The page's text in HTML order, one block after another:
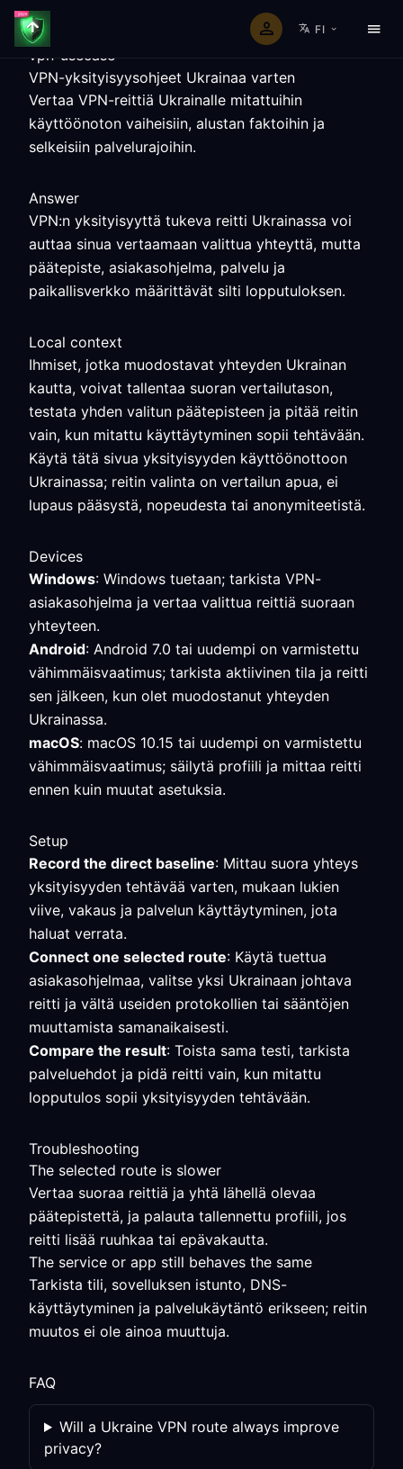
FI
vpn-usecase
VPN-yksityisyysohjeet Ukrainaa varten
Vertaa VPN-reittiä Ukrainalle mitattuihin
käyttöönoton vaiheisiin, alustan faktoihin ja
selkeisiin palvelurajoihin.
Answer
VPN:n yksityisyyttä tukeva reitti Ukrainassa voi
auttaa sinua vertaamaan valittua yhteyttä, mutta
päätepiste, asiakasohjelma, palvelu ja
paikallisverkko määrittävät silti lopputuloksen.
Local context
Ihmiset, jotka muodostavat yhteyden Ukrainan
kautta, voivat tallentaa suoran vertailutason,
testata yhden valitun päätepisteen ja pitää reitin
vain, kun mitattu käyttäytyminen sopii tehtävään.
Käytä tätä sivua yksityisyyden käyttöönottoon
Ukrainassa; reitin valinta on vertailun apua, ei
lupaus pääsystä, nopeudesta tai anonymiteetistä.
Devices
Windows: Windows tuetaan; tarkista VPN-
asiakasohjelma ja vertaa valittua reittiä suoraan
yhteyteen.
Android: Android 7.0 tai uudempi on varmistettu
vähimmäisvaatimus; tarkista aktiivinen tila ja reitti
sen jälkeen, kun olet muodostanut yhteyden
Ukrainassa.
macOS: macOS 10.15 tai uudempi on varmistettu
vähimmäisvaatimus; säilytä profiili ja mittaa reitti
ennen kuin muutat asetuksia.
Setup
Record the direct baseline: Mittau suora yhteys
yksityisyyden tehtävää varten, mukaan lukien
viive, vakaus ja palvelun käyttäytyminen, jota
haluat verrata.
Connect one selected route: Käytä tuettua
asiakasohjelmaa, valitse yksi Ukrainaan johtava
reitti ja vältä useiden protokollien tai sääntöjen
muuttamista samanaikaisesti.
Compare the result: Toista sama testi, tarkista
palveluehdot ja pidä reitti vain, kun mitattu
lopputulos sopii yksityisyyden tehtävään.
Troubleshooting
The selected route is slower
Vertaa suoraa reittiä ja yhtä lähellä olevaa
päätepistettä, ja palauta tallennettu profiili, jos
reitti lisää ruuhkaa tai epävakautta.
The service or app still behaves the same
Tarkista tili, sovelluksen istunto, DNS-
käyttäytyminen ja palvelukäytäntö erikseen; reitin
muutos ei ole ainoa muuttuja.
FAQ
Will a Ukraine VPN route always improve
privacy?